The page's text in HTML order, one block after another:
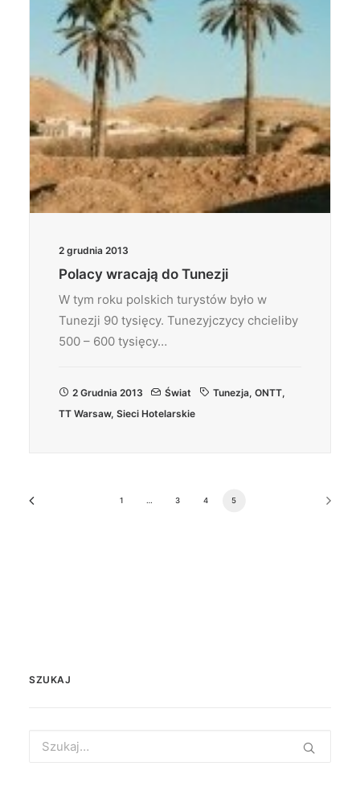
2 grudnia 2013
Polacy wracają do Tunezji
W tym roku polskich turystów było w
Tunezji 90 tysięcy. Tunezyjczycy chcieliby
500 – 600 tysięcy…
2 Grudnia 2013 Świat Tunezja, ONTT,
TT Warsaw, Sieci Hotelarskie
1 … 3 4 5
SZUKAJ
for: